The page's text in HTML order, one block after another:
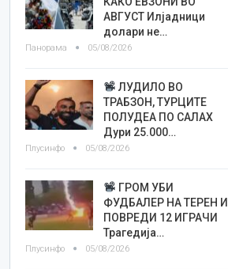
АВГУСТ Илјадници
долари не…
Панорама 05/08/2026
ЛУДИЛО ВО
ТРАБЗОН, ТУРЦИТЕ
ПОЛУДЕА ПО САЛАХ
Дури 25.000…
Плусинфо 05/08/2026
ГРОМ УБИ
ФУДБАЛЕР НА ТЕРЕН И
ПОВРЕДИ 12 ИГРАЧИ
Трагедија…
Плусинфо 05/08/2026